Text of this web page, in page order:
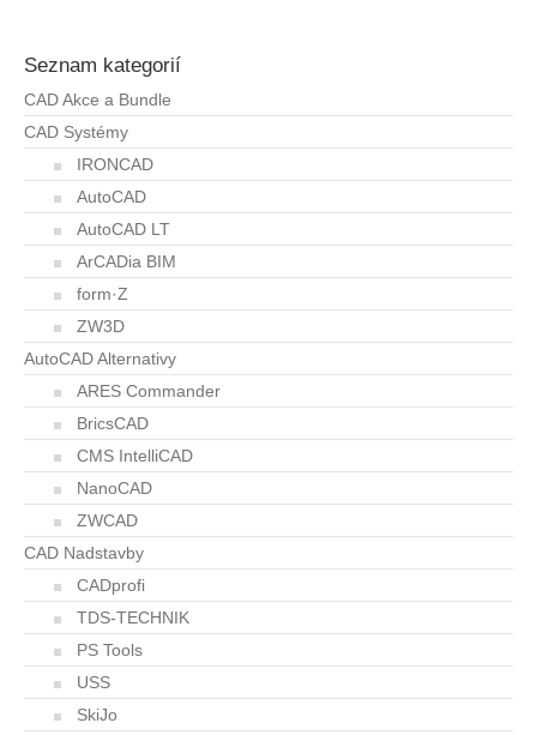
Seznam kategorií
CAD Akce a Bundle
CAD Systémy
IRONCAD
AutoCAD
AutoCAD LT
ArCADia BIM
form·Z
ZW3D
AutoCAD Alternativy
ARES Commander
BricsCAD
CMS IntelliCAD
NanoCAD
ZWCAD
CAD Nadstavby
CADprofi
TDS-TECHNIK
PS Tools
USS
SkiJo